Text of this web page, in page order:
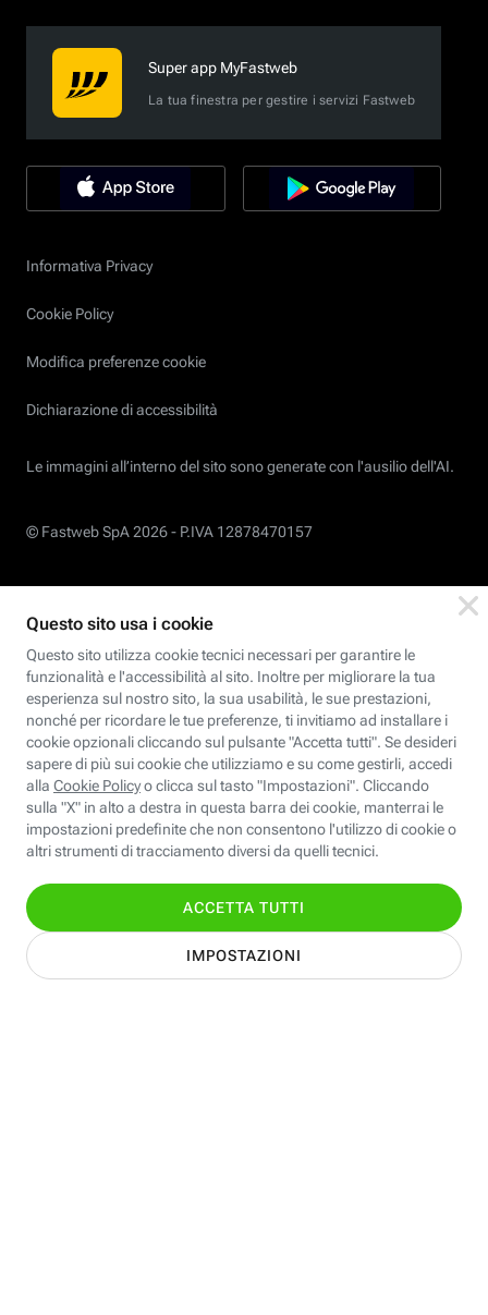
Super app MyFastweb
La tua finestra per gestire i servizi Fastweb
Informativa Privacy
Cookie Policy
Modifica preferenze cookie
Dichiarazione di accessibilità
Le immagini all’interno del sito sono generate con l'ausilio dell'AI.
© Fastweb SpA 2026 - P.IVA 12878470157